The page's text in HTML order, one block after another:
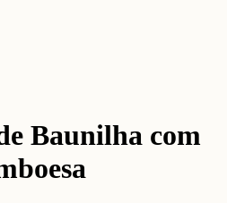
Baunilha com